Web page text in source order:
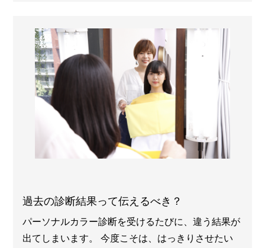
過去の診断結果って伝えるべき？
パーソナルカラー診断を受けるたびに、違う結果が
出てしまいます。 今度こそは、はっきりさせたい